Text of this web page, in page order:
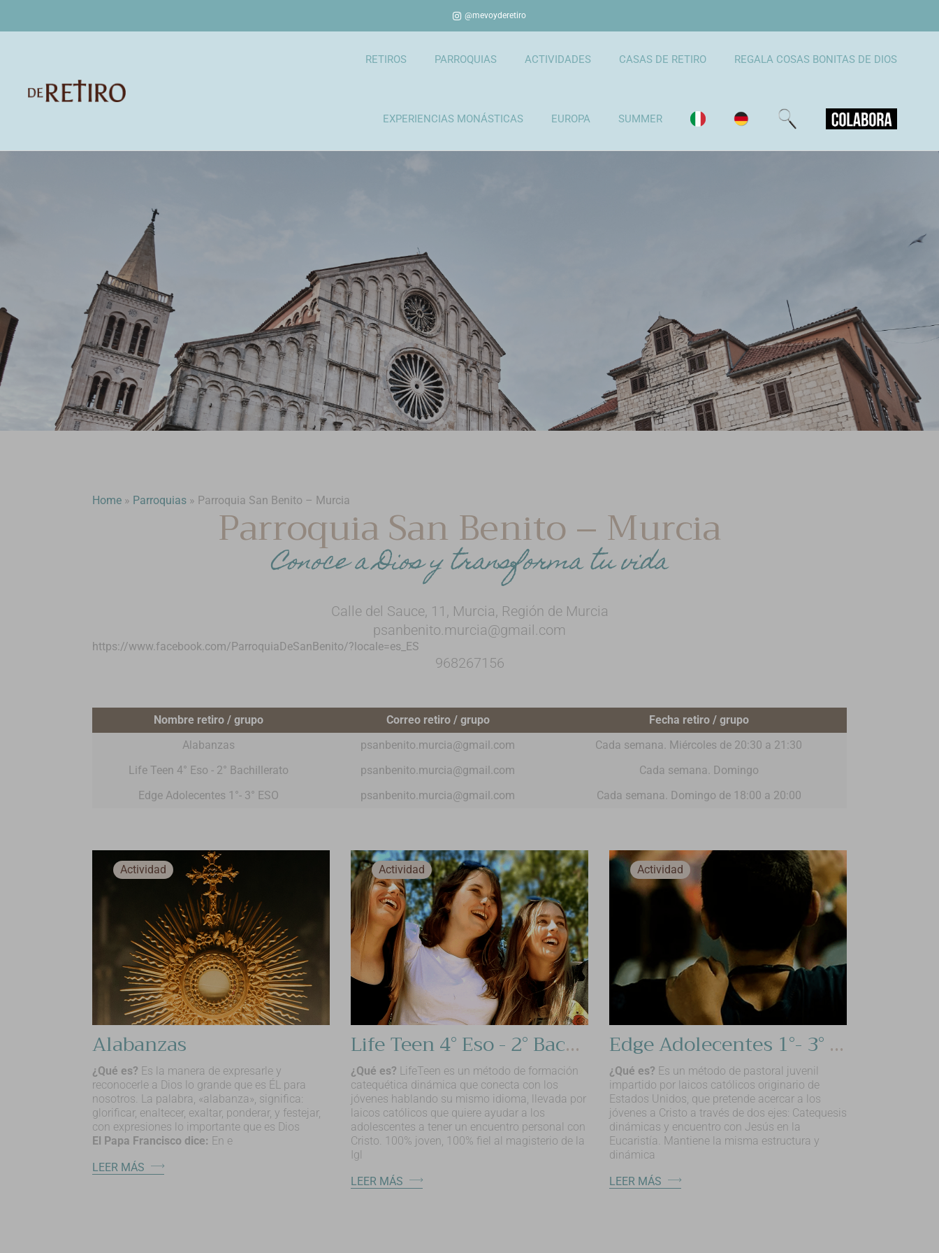
@mevoyderetiro
RETIROS PARROQUIAS ACTIVIDADES CASAS DE RETIRO REGALA COSAS BONITAS DE DIOS
EXPERIENCIAS MONÁSTICAS EUROPA SUMMER
Home » Parroquias » Parroquia San Benito – Murcia
Parroquia San Benito – Murcia
Conoce a Dios y transforma tu vida
Calle del Sauce, 11, Murcia, Región de Murcia
psanbenito.murcia@gmail.com
https://www.facebook.com/ParroquiaDeSanBenito/?locale=es_ES
968267156
Nombre retiro / grupo Correo retiro / grupo
Fecha retiro / grupo
Alabanzas
psanbenito.murcia@gmail.com
Cada semana. Miércoles de 20:30 a 21:30
Life Teen 4° Eso - 2° Bachillerato
psanbenito.murcia@gmail.com
Cada semana. Domingo
Edge Adolecentes 1°- 3° ESO
psanbenito.murcia@gmail.com Cada semana. Domingo de 18:00 a 20:00
Actividad
Alabanzas
¿Qué es? Es la manera de expresarle y
reconocerle a Dios lo grande que es ÉL para
nosotros. La palabra, «alabanza», significa:
glorificar, enaltecer, exaltar, ponderar, y festejar,
con expresiones lo importante que es Dios
El Papa Francisco dice: En e
LEER MÁS
Actividad
Life Teen 4° Eso - 2° Bachillerato
¿Qué es? LifeTeen es un método de formación
catequética dinámica que conecta con los
jóvenes hablando su mismo idioma, llevada por
laicos católicos que quiere ayudar a los
adolescentes a tener un encuentro personal con
Cristo. 100% joven, 100% fiel al magisterio de la
Igl
LEER MÁS
Actividad
Edge Adolecentes 1°- 3° ESO
¿Qué es? Es un método de pastoral juvenil
impartido por laicos católicos originario de
Estados Unidos, que pretende acercar a los
jóvenes a Cristo a través de dos ejes: Catequesis
dinámicas y encuentro con Jesús en la
Eucaristía. Mantiene la misma estructura y
dinámica
LEER MÁS